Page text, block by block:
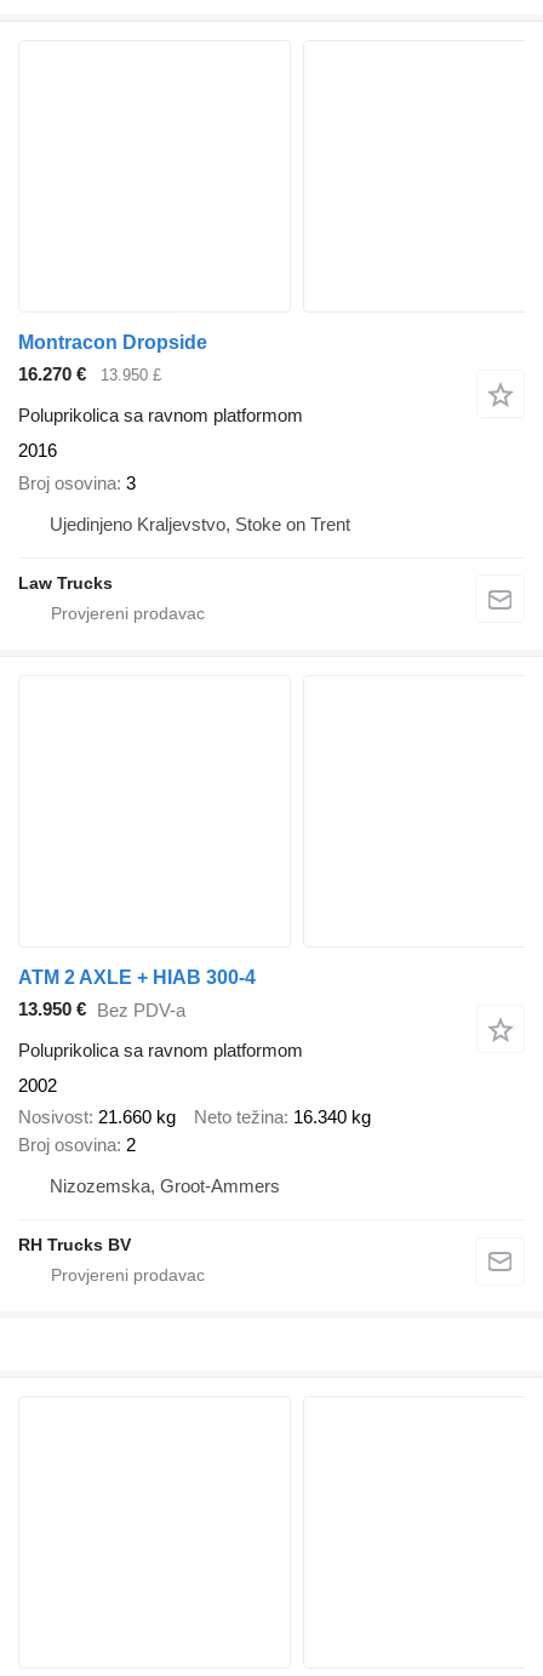
Montracon Dropside
16.270 €
13.950 £
Poluprikolica sa ravnom platformom
2016
Broj osovina 3
Ujedinjeno Kraljevstvo, Stoke on Trent
Law Trucks
ATM 2 AXLE + HIAB 300-4
13.950 € Bez PDV-a
Poluprikolica sa ravnom platformom
2002
Nosivost 21.660 kg Neto težina 16.340 kg
Broj osovina 2
Nizozemska, Groot-Ammers
RH Trucks BV